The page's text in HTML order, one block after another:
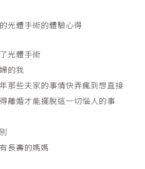
光體手術的體驗心得
光體手術
的我
那些夫家的事情快弄瘋到想直接
離婚才能擺脫這一切惱人的事
長壽的媽媽